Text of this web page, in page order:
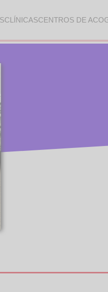
CLÍNICASCENTROS DE